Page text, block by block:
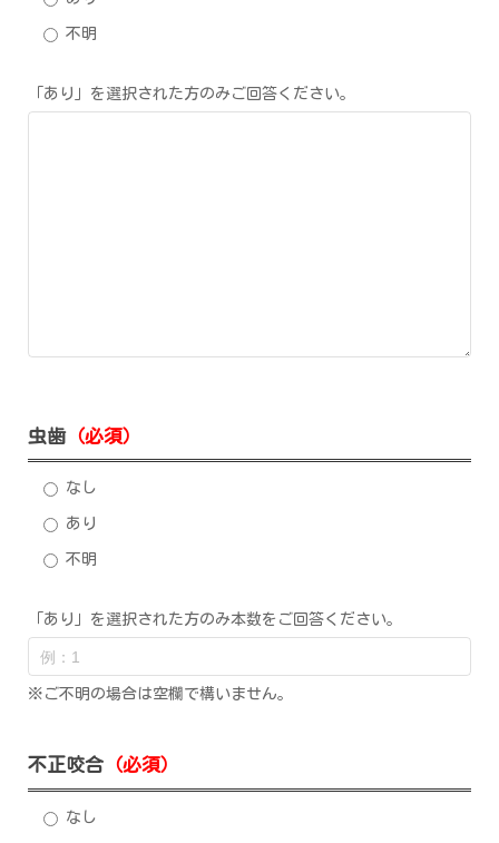
不明
「あり」を選択された方のみご回答ください。
虫歯（必須）
なし
あり
不明
「あり」を選択された方のみ本数をご回答ください。
※ご不明の場合は空欄で構いません。
不正咬合 （必須）
なし